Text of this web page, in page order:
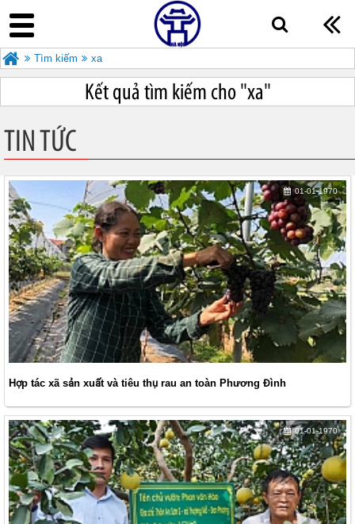
Tìm kiếm xa
Kết quả tìm kiếm cho "xa"
TIN TỨC
01-01-1970
Hợp tác xã sản xuất và tiêu thụ rau an toàn Phương Đình
01-01-1970